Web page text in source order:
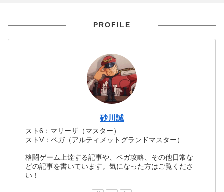
PROFILE
砂川誠
スト6：マリーザ（マスター）
ストV：ベガ（アルティメットグランドマスター）
格闘ゲーム上達する記事や、ベガ攻略、その他日常な
どの記事を書いています。気になった方はご覧くださ
い！